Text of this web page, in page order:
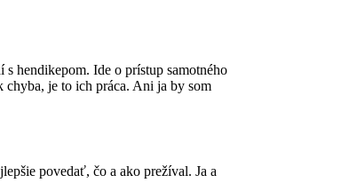
hendikepom. Ide o prístup samotného
chyba, je to ich práca. Ani ja by som
povedať, čo a ako prežíval. Ja a